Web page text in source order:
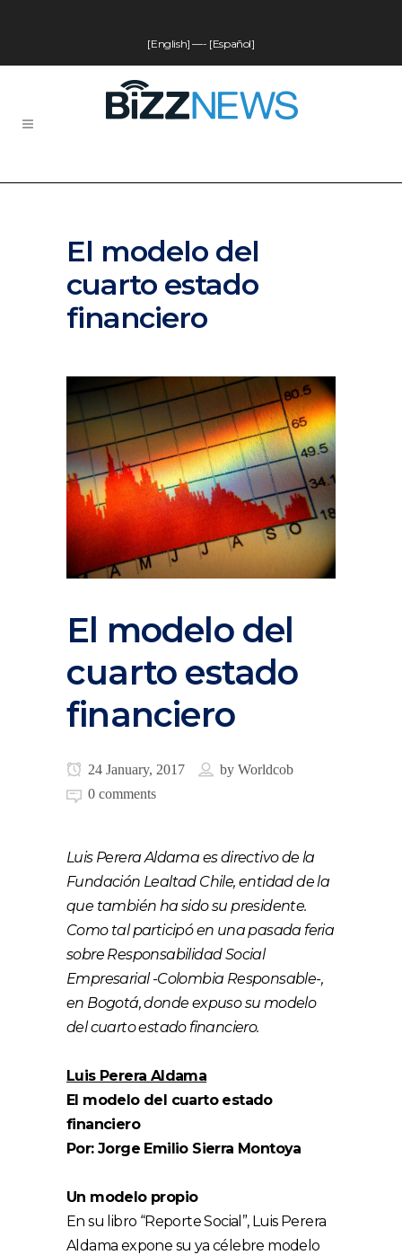
[English] —- [Español]
El modelo del
cuarto estado
financiero
El modelo del
cuarto estado
financiero
24 January, 2017 by Worldcob
0 comments
Luis Perera Aldama es directivo de la
Fundación Lealtad Chile, entidad de la
que también ha sido su presidente.
Como tal participó en una pasada feria
sobre Responsabilidad Social
Empresarial -Colombia Responsable-,
en Bogotá, donde expuso su modelo
del cuarto estado financiero.
Luis Perera Aldama
El modelo del cuarto estado
financiero
Por: Jorge Emilio Sierra Montoya
Un modelo propio
En su libro “Reporte Social”, Luis Perera
Aldama expone su ya célebre modelo